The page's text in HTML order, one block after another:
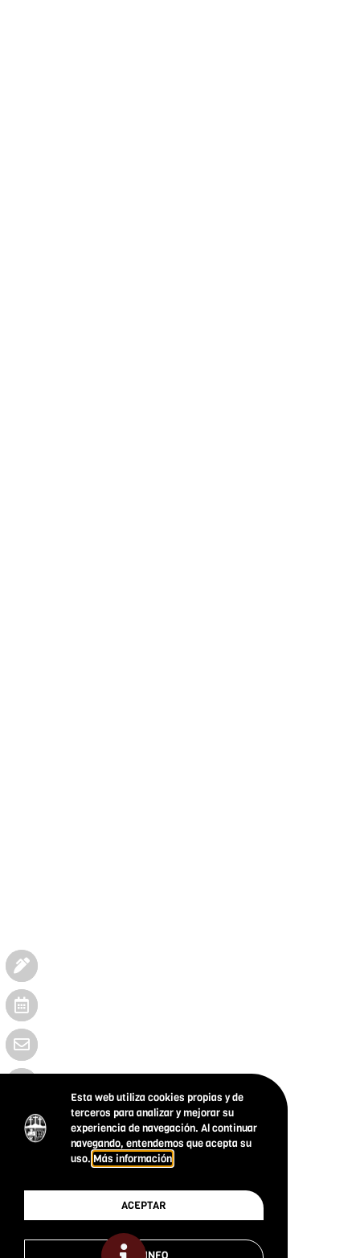
Esta web utiliza cookies propias y de
terceros para analizar y mejorar su
experiencia de navegación. Al continuar
navegando, entendemos que acepta su
uso. Más información
ACEPTAR
MÁS INFO